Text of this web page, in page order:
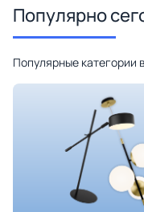
Популярно
Популярные категории